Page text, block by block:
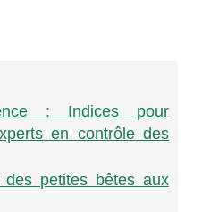
: Indices pour
en contrôle des
petites bêtes aux